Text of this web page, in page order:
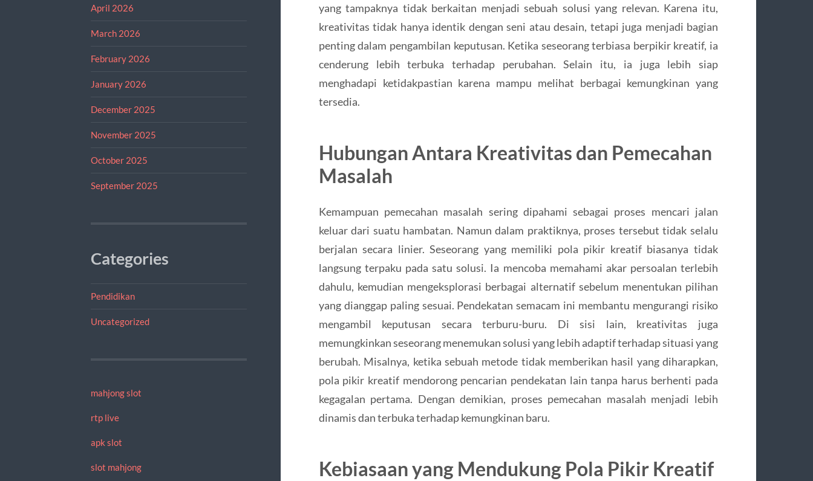
April 2026
March 2026
February 2026
January 2026
December 2025
November 2025
October 2025
September 2025
Categories
Pendidikan
Uncategorized
mahjong slot
rtp live
apk slot
slot mahjong
yang tampaknya tidak berkaitan menjadi sebuah solusi yang relevan. Karena itu,
kreativitas tidak hanya identik dengan seni atau desain, tetapi juga menjadi bagian
penting dalam pengambilan keputusan. Ketika seseorang terbiasa berpikir kreatif, ia
cenderung lebih terbuka terhadap perubahan. Selain itu, ia juga lebih siap
menghadapi ketidakpastian karena mampu melihat berbagai kemungkinan yang
tersedia.
Hubungan Antara Kreativitas dan Pemecahan
Masalah
Kemampuan pemecahan masalah sering dipahami sebagai proses mencari jalan
keluar dari suatu hambatan. Namun dalam praktiknya, proses tersebut tidak selalu
berjalan secara linier. Seseorang yang memiliki pola pikir kreatif biasanya tidak
langsung terpaku pada satu solusi. Ia mencoba memahami akar persoalan terlebih
dahulu, kemudian mengeksplorasi berbagai alternatif sebelum menentukan pilihan
yang dianggap paling sesuai. Pendekatan semacam ini membantu mengurangi risiko
mengambil keputusan secara terburu-buru. Di sisi lain, kreativitas juga
memungkinkan seseorang menemukan solusi yang lebih adaptif terhadap situasi yang
berubah. Misalnya, ketika sebuah metode tidak memberikan hasil yang diharapkan,
pola pikir kreatif mendorong pencarian pendekatan lain tanpa harus berhenti pada
kegagalan pertama. Dengan demikian, proses pemecahan masalah menjadi lebih
dinamis dan terbuka terhadap kemungkinan baru.
Kebiasaan yang Mendukung Pola Pikir Kreatif